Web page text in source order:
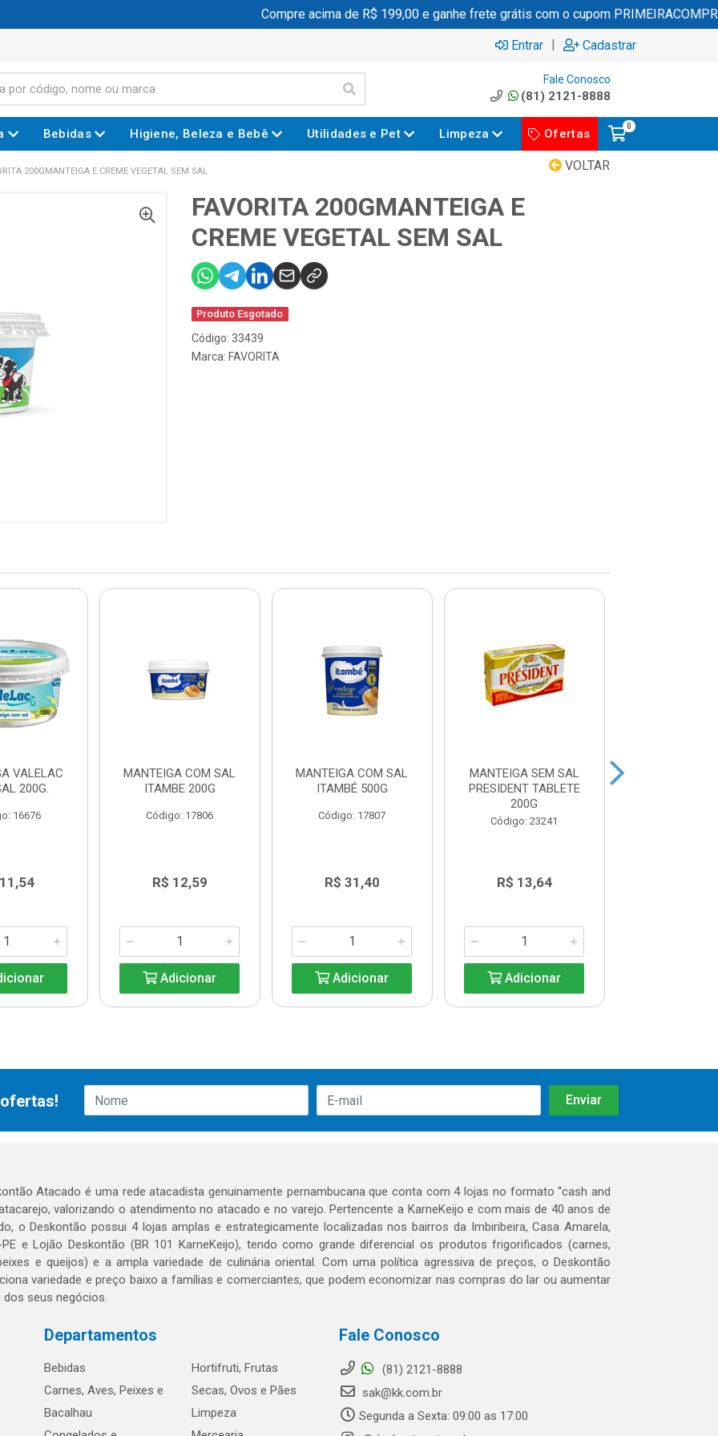
Compre acima de R$ 199,00 e ganhe frete grátis com o cupom PRIMEIRACOMPRA
Entrar | Cadastrar
Fale Conosco
(81) 2121-8888
Bebidas Higiene, Beleza e Bebê Utilidades e Pet Limpeza Ofertas
0
VOLTAR
200GMANTEIGA E CREME VEGETAL SEM SAL
FAVORITA 200GMANTEIGA E
CREME VEGETAL SEM SAL
Produto Esgotado
Código: 33439
Marca: FAVORITA
VALELAC
200G.
16676
MANTEIGA COM SAL
ITAMBE 200G
Código: 17806
R$ 12,59
Adicionar
MANTEIGA COM SAL
ITAMBÉ 500G
Código: 17807
R$ 31,40
Adicionar
MANTEIGA SEM SAL
PRESIDENT TABLETE
200G
Código: 23241
R$ 13,64
Adicionar
Atacado é uma rede atacadista genuinamente pernambucana que conta com 4 lojas no formato “cash and
valorizando o atendimento no atacado e no varejo. Pertencente a KarneKeijo e com mais de 40 anos de
o Deskontão possui 4 lojas amplas e estrategicamente localizadas nos bairros da Imbiribeira, Casa Amarela,
PE e Lojão Deskontão (BR 101 KarneKeijo), tendo como grande diferencial os produtos frigorificados (carnes,
e queijos) e a ampla variedade de culinária oriental. Com uma política agressiva de preços, o Deskontão
variedade e preço baixo a famílias e comerciantes, que podem economizar nas compras do lar ou aumentar
dos seus negócios.
Departamentos
Bebidas
Carnes, Aves, Peixes e
Bacalhau
Hortifruti, Frutas
Secas, Ovos e Pães
Limpeza
Fale Conosco
(81) 2121-8888
sak@kk.com.br
Segunda a Sexta: 09:00 as 17:00